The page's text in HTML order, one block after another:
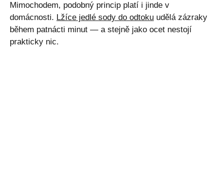
Mimochodem, podobný princip platí i jinde v
domácnosti. Lžíce jedlé sody do odtoku udělá zázraky
během patnácti minut — a stejně jako ocet nestojí
prakticky nic.